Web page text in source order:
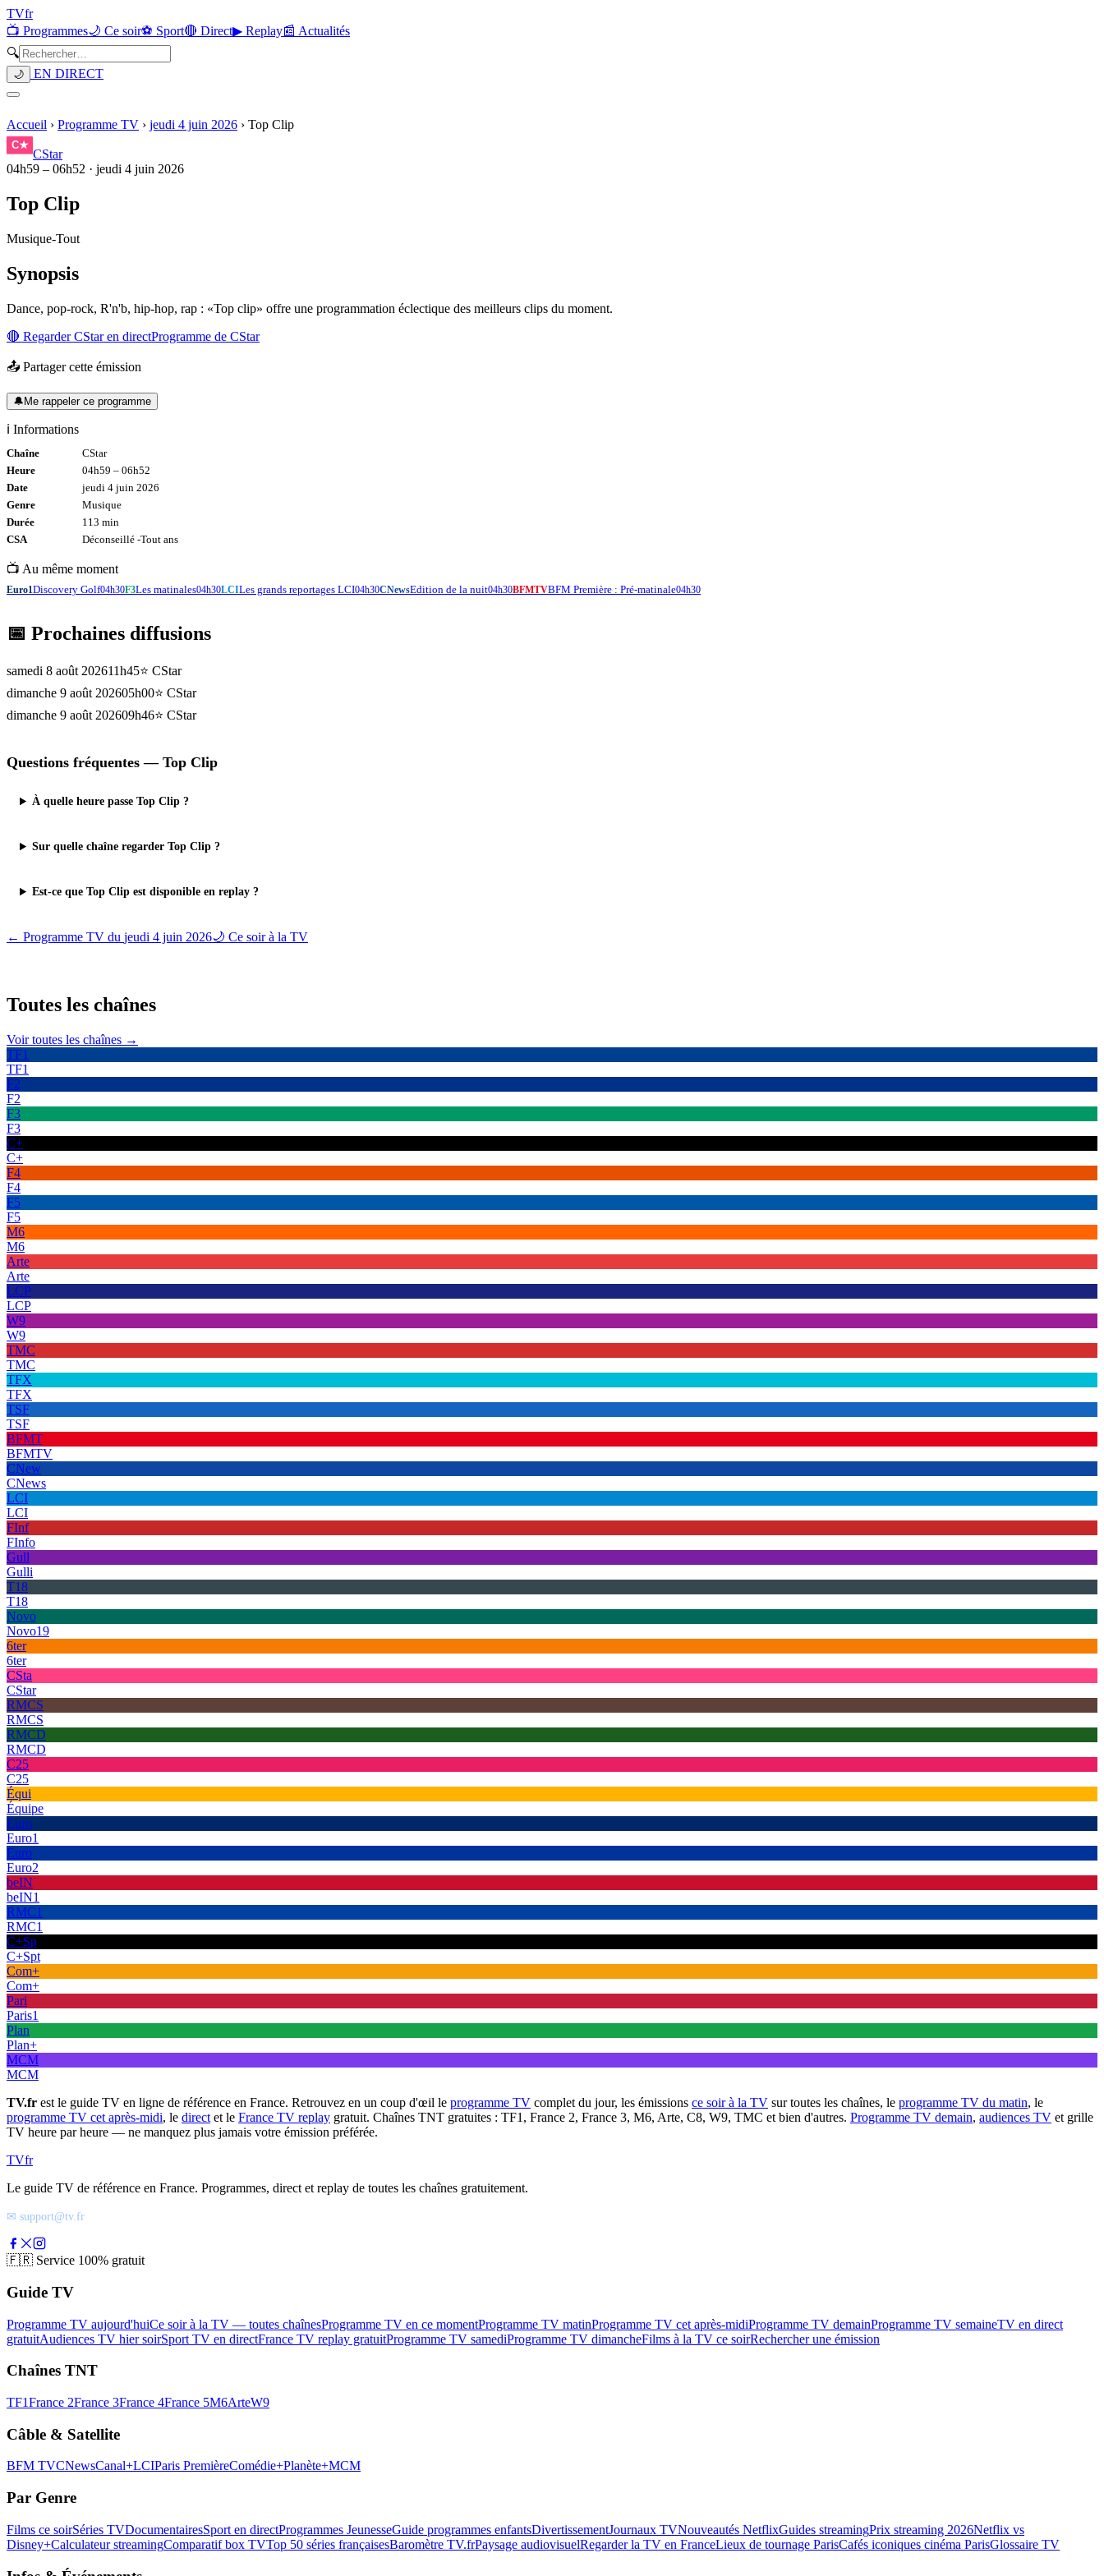
TVfr
📺 Programmes🌙 Ce soir⚽ Sport🔴 Direct▶ Replay📰 Actualités
🔍
🌙 EN DIRECT
Accueil › Programme TV › jeudi 4 juin 2026 › Top Clip
CStar
04h59 – 06h52 · jeudi 4 juin 2026
Top Clip
Musique-Tout
Synopsis
Dance, pop-rock, R'n'b, hip-hop, rap : «Top clip» offre une programmation éclectique des meilleurs clips du moment.
🔴 RegarderCStaren directProgramme de CStar
📤 Partager cette émission
🔔Me rappeler ce programme
ℹ️ Informations
Chaîne
CStar
Heure
04h59 – 06h52
Date
jeudi 4 juin 2026
Genre
Musique
Durée
113 min
CSA
Déconseillé -Tout ans
📺 Au même moment
Euro1Discovery Golf04h30F3Les matinales04h30LCILes grands reportages LCI04h30CNewsEdition de la nuit04h30BFMTVBFM Première : Pré-matinale04h30
📅 Prochaines diffusions
samedi 8 août 202611h45⭐ CStar
dimanche 9 août 202605h00⭐ CStar
dimanche 9 août 202609h46⭐ CStar
Questions fréquentes — Top Clip
À quelle heure passe Top Clip ?
Sur quelle chaîne regarder Top Clip ?
Est-ce que Top Clip est disponible en replay ?
← Programme TV du jeudi 4 juin 2026🌙 Ce soir à la TV
Toutes les chaînes
Voir toutes les chaînes →
TF1
TF1
F2
F2
F3
F3
C+
C+
F4
F4
F5
F5
M6
M6
Arte
Arte
LCP
LCP
W9
W9
TMC
TMC
TFX
TFX
TSF
TSF
BFMT
BFMTV
CNew
CNews
LCI
LCI
FInf
FInfo
Gull
Gulli
T18
T18
Novo
Novo19
6ter
6ter
CSta
CStar
RMCS
RMCS
RMCD
RMCD
C25
C25
Équi
Équipe
Euro
Euro1
Euro
Euro2
beIN
beIN1
RMC1
RMC1
C+Sp
C+Spt
Com+
Com+
Pari
Paris1
Plan
Plan+
MCM
MCM
TV.fr est le guide TV en ligne de référence en France. Retrouvez en un coup d'œil le programme TV complet du jour, les émissions ce soir à la TV sur toutes les chaînes, le programme TV du matin, le
programme TV cet après-midi, le direct et le France TV replay gratuit. Chaînes TNT gratuites : TF1, France 2, France 3, M6, Arte, C8, W9, TMC et bien d'autres. Programme TV demain, audiences TV et grille
TV heure par heure — ne manquez plus jamais votre émission préférée.
TVfr
Le guide TV de référence en France. Programmes, direct et replay de toutes les chaînes gratuitement.
✉ support@tv.fr
🇫🇷 Service 100% gratuit
Guide TV
Programme TV aujourd'huiCe soir à la TV — toutes chaînesProgramme TV en ce momentProgramme TV matinProgramme TV cet après-midiProgramme TV demainProgramme TV semaineTV en direct
gratuitAudiences TV hier soirSport TV en directFrance TV replay gratuitProgramme TV samediProgramme TV dimancheFilms à la TV ce soirRechercher une émission
Chaînes TNT
TF1France 2France 3France 4France 5M6ArteW9
Câble & Satellite
BFM TVCNewsCanal+LCIParis PremièreComédie+Planète+MCM
Par Genre
Films ce soirSéries TVDocumentairesSport en directProgrammes JeunesseGuide programmes enfantsDivertissementJournaux TVNouveautés NetflixGuides streamingPrix streaming 2026Netflix vs
Disney+Calculateur streamingComparatif box TVTop 50 séries françaisesBaromètre TV.frPaysage audiovisuelRegarder la TV en FranceLieux de tournage ParisCafés iconiques cinéma ParisGlossaire TV